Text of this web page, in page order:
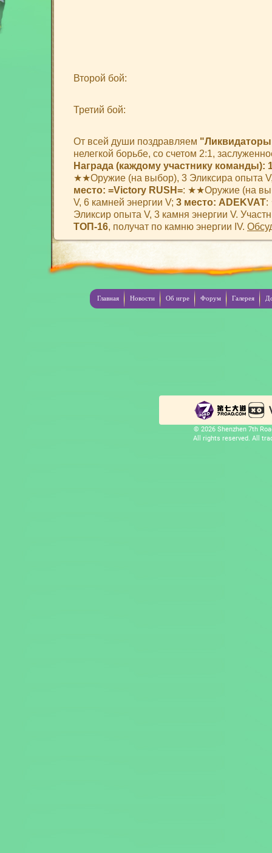
Второй бой:
Третий бой:
От всей души поздравляем
нелегкой борьбе, со счетом 2:1,
Награда (каждому участнику команды):
★★Оружие (на выбор), 3 Эликсира опыта
место: =Victory RUSH=: ★★Оружие (на
V, 6 камней энергии V; 3 место: ADEKVAT:
Эликсир опыта V, 3 камня энергии V.
ТОП-16, получат по камню энергии IV.
Главная Новости Об игре Форум Галерея
© 2026 Shenzhen 7th
All rights reserved. All